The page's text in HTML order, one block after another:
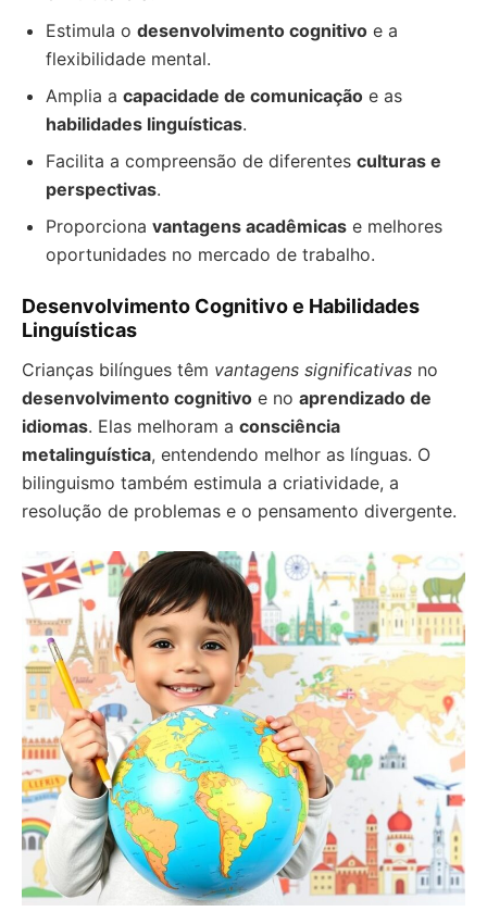
Estimula o desenvolvimento cognitivo e a
flexibilidade mental.
Amplia a capacidade de comunicação e as
habilidades linguísticas.
Facilita a compreensão de diferentes culturas e
perspectivas.
Proporciona vantagens acadêmicas e melhores
oportunidades no mercado de trabalho.
Desenvolvimento Cognitivo e Habilidades
Linguísticas
Crianças bilíngues têm vantagens significativas no
desenvolvimento cognitivo e no aprendizado de
idiomas. Elas melhoram a consciência
metalinguística, entendendo melhor as línguas. O
bilinguismo também estimula a criatividade, a
resolução de problemas e o pensamento divergente.